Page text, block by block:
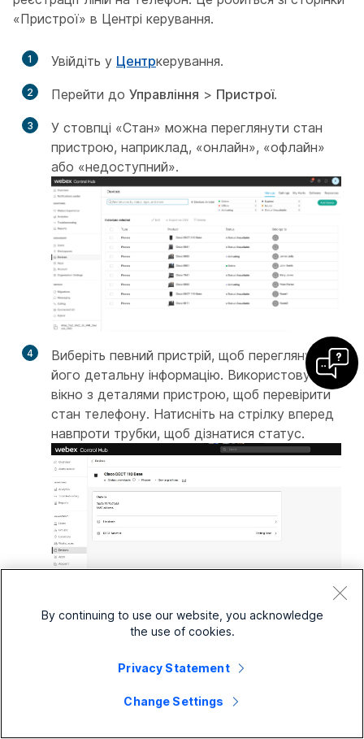
«Пристрої» в Центрі керування.
1 Увійдіть у Центркерування.
2 Перейти до Управління > Пристрої.
3
У стовпці «Стан» можна переглянути стан
пристрою, наприклад, «онлайн», «офлайн»
або «недоступний».
4
Виберіть певний пристрій, щоб переглянути
його детальну інформацію. Використовуйте
вікно з деталями пристрою, щоб перевірити
стан телефону. Натисніть на стрілку вперед
навпроти трубки, щоб дізнатися статус.
Видаліть свою мережу DECT
Центркерування.
Перейти доПослуги>Виклик
By continuing to use our website, you acknowledge
the use of cookies.
Privacy Statement
Change Settings